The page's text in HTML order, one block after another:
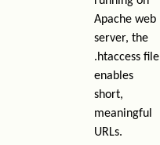
Apache web
server, the
.htaccess file
enables
short,
meaningful
URLs.